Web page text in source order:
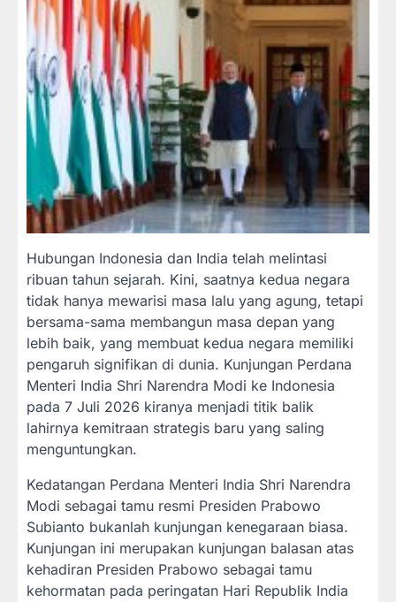
Hubungan Indonesia dan India telah melintasi
ribuan tahun sejarah. Kini, saatnya kedua negara
tidak hanya mewarisi masa lalu yang agung, tetapi
bersama-sama membangun masa depan yang
lebih baik, yang membuat kedua negara memiliki
pengaruh signifikan di dunia. Kunjungan Perdana
Menteri India Shri Narendra Modi ke Indonesia
pada 7 Juli 2026 kiranya menjadi titik balik
lahirnya kemitraan strategis baru yang saling
menguntungkan.
Kedatangan Perdana Menteri India Shri Narendra
Modi sebagai tamu resmi Presiden Prabowo
Subianto bukanlah kunjungan kenegaraan biasa.
Kunjungan ini merupakan kunjungan balasan atas
kehadiran Presiden Prabowo sebagai tamu
kehormatan pada peringatan Hari Republik India